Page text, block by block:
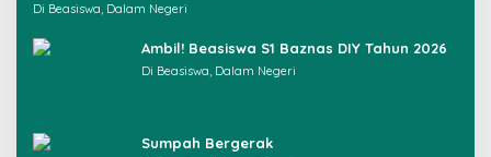
Di Beasiswa, Dalam Negeri
Ambil! Beasiswa S1 Baznas DIY Tahun 2026
Di Beasiswa, Dalam Negeri
Sumpah Bergerak